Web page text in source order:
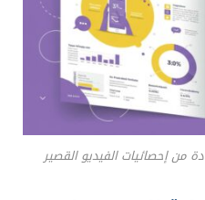
وجذابة تعكس شخصية
عنصر التشويق منذ
ومتابعته للفيديو.
:
العناصر التي تضفي